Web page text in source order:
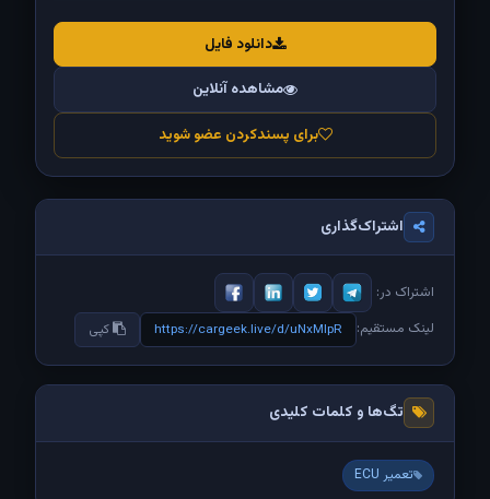
دانلود فایل
مشاهده آنلاین
برای پسندکردن عضو شوید
اشتراک‌گذاری
اشتراک در:
لینک مستقیم: https://cargeek.live/d/uNxMIpR کپی
تگ‌ها و کلمات کلیدی
تعمیر ECU